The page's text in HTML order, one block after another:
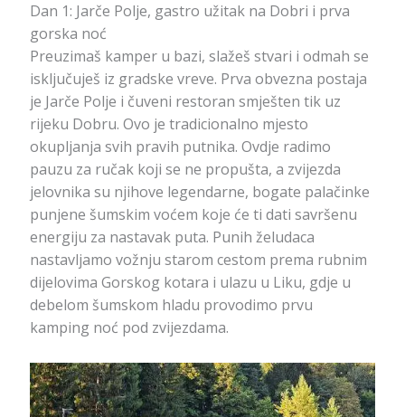
Dan 1: Jarče Polje, gastro užitak na Dobri i prva
gorska noć
Preuzimaš kamper u bazi, slažeš stvari i odmah se
isključuješ iz gradske vreve. Prva obvezna postaja
je Jarče Polje i čuveni restoran smješten tik uz
rijeku Dobru. Ovo je tradicionalno mjesto
okupljanja svih pravih putnika. Ovdje radimo
pauzu za ručak koji se ne propušta, a zvijezda
jelovnika su njihove legendarne, bogate palačinke
punjene šumskim voćem koje će ti dati savršenu
energiju za nastavak puta. Punih želudaca
nastavljamo vožnju starom cestom prema rubnim
dijelovima Gorskog kotara i ulazu u Liku, gdje u
debelom šumskom hladu provodimo prvu
kamping noć pod zvijezdama.